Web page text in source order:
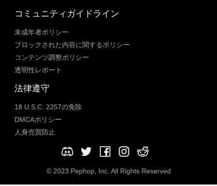
コミュニティガイドライン
未成年者ポリシー
ブロックされた内容に関するポリシー
コンテンツ調整ポリシー
透明性レポート
法律遵守
18 U.S.C. 2257の免除
DMCAポリシー
人身売買防止
© 2023 Pephop, Inc. All Rights Reserved